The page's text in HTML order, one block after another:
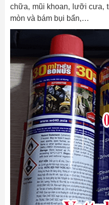
chữa, mũi khoan, lưỡi cưa,
mòn và bám bụi bẩn,…